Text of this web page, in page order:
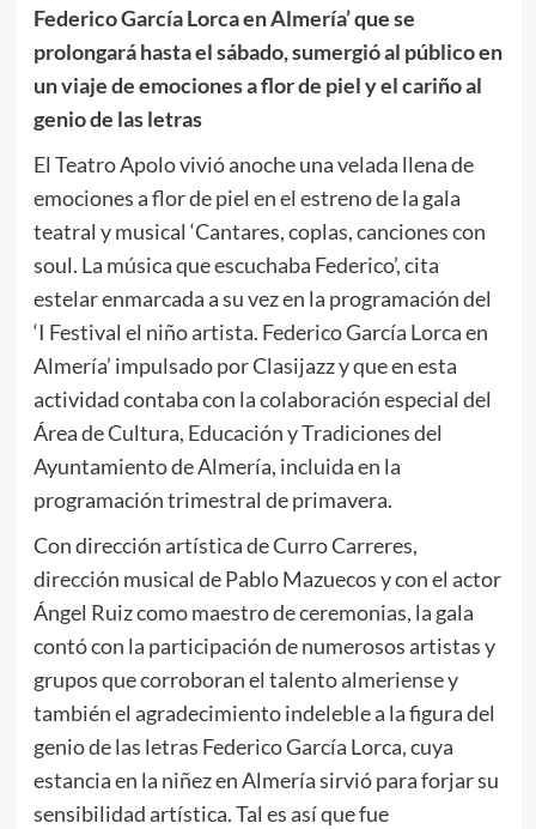
Federico García Lorca en Almería’ que se
prolongará hasta el sábado, sumergió al público en
un viaje de emociones a flor de piel y el cariño al
genio de las letras
El Teatro Apolo vivió anoche una velada llena de
emociones a flor de piel en el estreno de la gala
teatral y musical ‘Cantares, coplas, canciones con
soul. La música que escuchaba Federico’, cita
estelar enmarcada a su vez en la programación del
‘I Festival el niño artista. Federico García Lorca en
Almería’ impulsado por Clasijazz y que en esta
actividad contaba con la colaboración especial del
Área de Cultura, Educación y Tradiciones del
Ayuntamiento de Almería, incluida en la
programación trimestral de primavera.
Con dirección artística de Curro Carreres,
dirección musical de Pablo Mazuecos y con el actor
Ángel Ruiz como maestro de ceremonias, la gala
contó con la participación de numerosos artistas y
grupos que corroboran el talento almeriense y
también el agradecimiento indeleble a la figura del
genio de las letras Federico García Lorca, cuya
estancia en la niñez en Almería sirvió para forjar su
sensibilidad artística. Tal es así que fue